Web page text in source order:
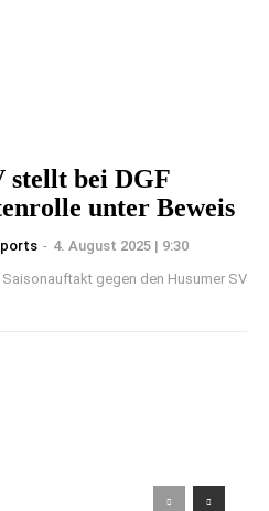
stellt bei DGF
unter Beweis
- 4. August 2025 | 9:30
gegen den Husumer SV